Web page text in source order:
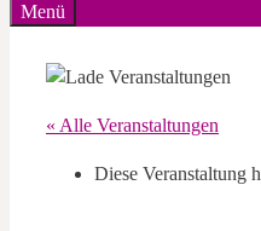
Menü
« Alle Veranstaltungen
Diese Veranstaltung